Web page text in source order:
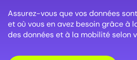
Assurez-vous que vos données
et où vous en avez besoin grâce à
des données et à la mobilité selon